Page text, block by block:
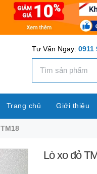
Tư Vấn Ngay: 0911
Trang chủ Giới thiệu
Lò xo đỏ